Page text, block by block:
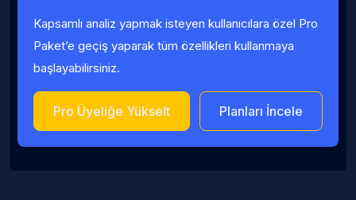
Kapsamlı analiz yapmak isteyen kullanıcılara özel Pro
Paket’e geçiş yaparak tüm özellikleri kullanmaya
başlayabilirsiniz.
Pro Üyeliğe Yükselt Planları İncele